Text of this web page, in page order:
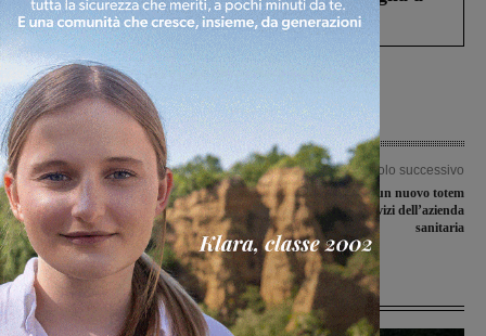
Levane nel 2020
Articolo precedente
Arriva a Terranuova, in prestito
dall’Affrico, il 2007 Riccardo Sborgi
Articolo successivo
Attivo a Ponticino un nuovo totem
per accedere ai servizi dell’azienda
sanitaria
Ultime Notizie